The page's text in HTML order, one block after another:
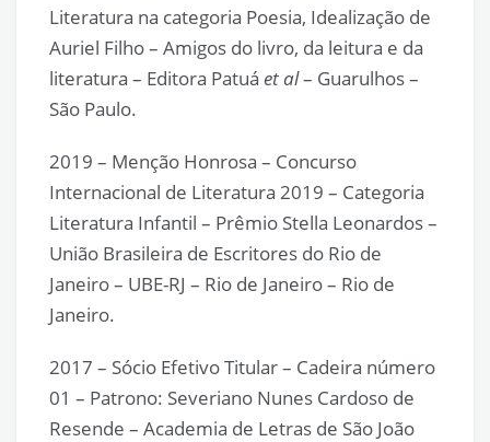
Literatura na categoria Poesia, Idealização de
Auriel Filho – Amigos do livro, da leitura e da
literatura – Editora Patuá et al– Guarulhos –
São Paulo.
2019 – Menção Honrosa – Concurso
Internacional de Literatura 2019 – Categoria
Literatura Infantil – Prêmio Stella Leonardos –
União Brasileira de Escritores do Rio de
Janeiro – UBE-RJ – Rio de Janeiro – Rio de
Janeiro.
2017 – Sócio Efetivo Titular – Cadeira número
01 – Patrono: Severiano Nunes Cardoso de
Resende – Academia de Letras de São João